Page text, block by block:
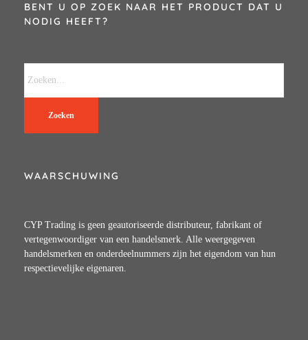
BENT U OP ZOEK NAAR HET PRODUCT DAT U
NODIG HEEFT?
Zoeken
WAARSCHUWING
CYP Trading is geen geautoriseerde distributeur, fabrikant of
vertegenwoordiger van een handelsmerk. Alle weergegeven
handelsmerken en onderdeelnummers zijn het eigendom van hun
respectievelijke eigenaren.